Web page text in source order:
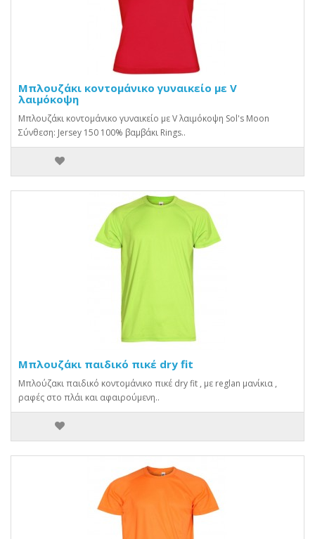
Μπλουζάκι κοντομάνικο γυναικείο με V
λαιμόκοψη
Μπλουζάκι κοντομάνικο γυναικείο με V λαιμόκοψη Sol's Moon
Σύνθεση: Jersey 150 100% βαμβάκι Rings..
Μπλουζάκι παιδικό πικέ dry fit
Μπλούζακι παιδικό κοντομάνικο πικέ dry fit , με reglan μανίκια ,
ραφές στο πλάι και αφαιρούμενη..